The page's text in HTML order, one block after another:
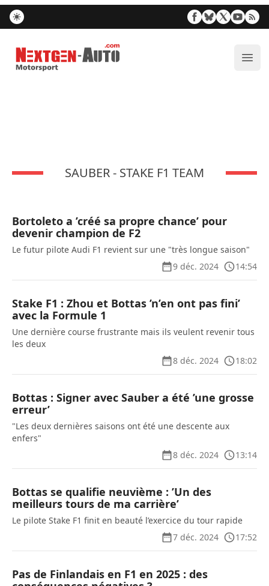
Nextgen-Auto.com
SAUBER - STAKE F1 TEAM
Bortoleto a ’créé sa propre chance’ pour
devenir champion de F2
Le futur pilote Audi F1 revient sur une "très longue saison"
9 déc. 2024
14:54
Stake F1 : Zhou et Bottas ’n’en ont pas fini’
avec la Formule 1
Une dernière course frustrante mais ils veulent revenir tous
les deux
8 déc. 2024
18:02
Bottas : Signer avec Sauber a été ’une grosse
erreur’
"Les deux dernières saisons ont été une descente aux
enfers"
8 déc. 2024
13:14
Bottas se qualifie neuvième : ’Un des
meilleurs tours de ma carrière’
Le pilote Stake F1 finit en beauté l’exercice du tour rapide
7 déc. 2024
17:52
Pas de Finlandais en F1 en 2025 : des